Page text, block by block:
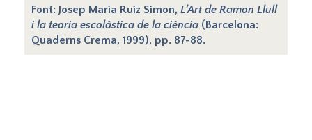
Font: Josep Maria Ruiz Simon, L’Art de Ramon Llull
i la teoria escolàstica de la ciència (Barcelona:
Quaderns Crema, 1999), pp. 87-88.